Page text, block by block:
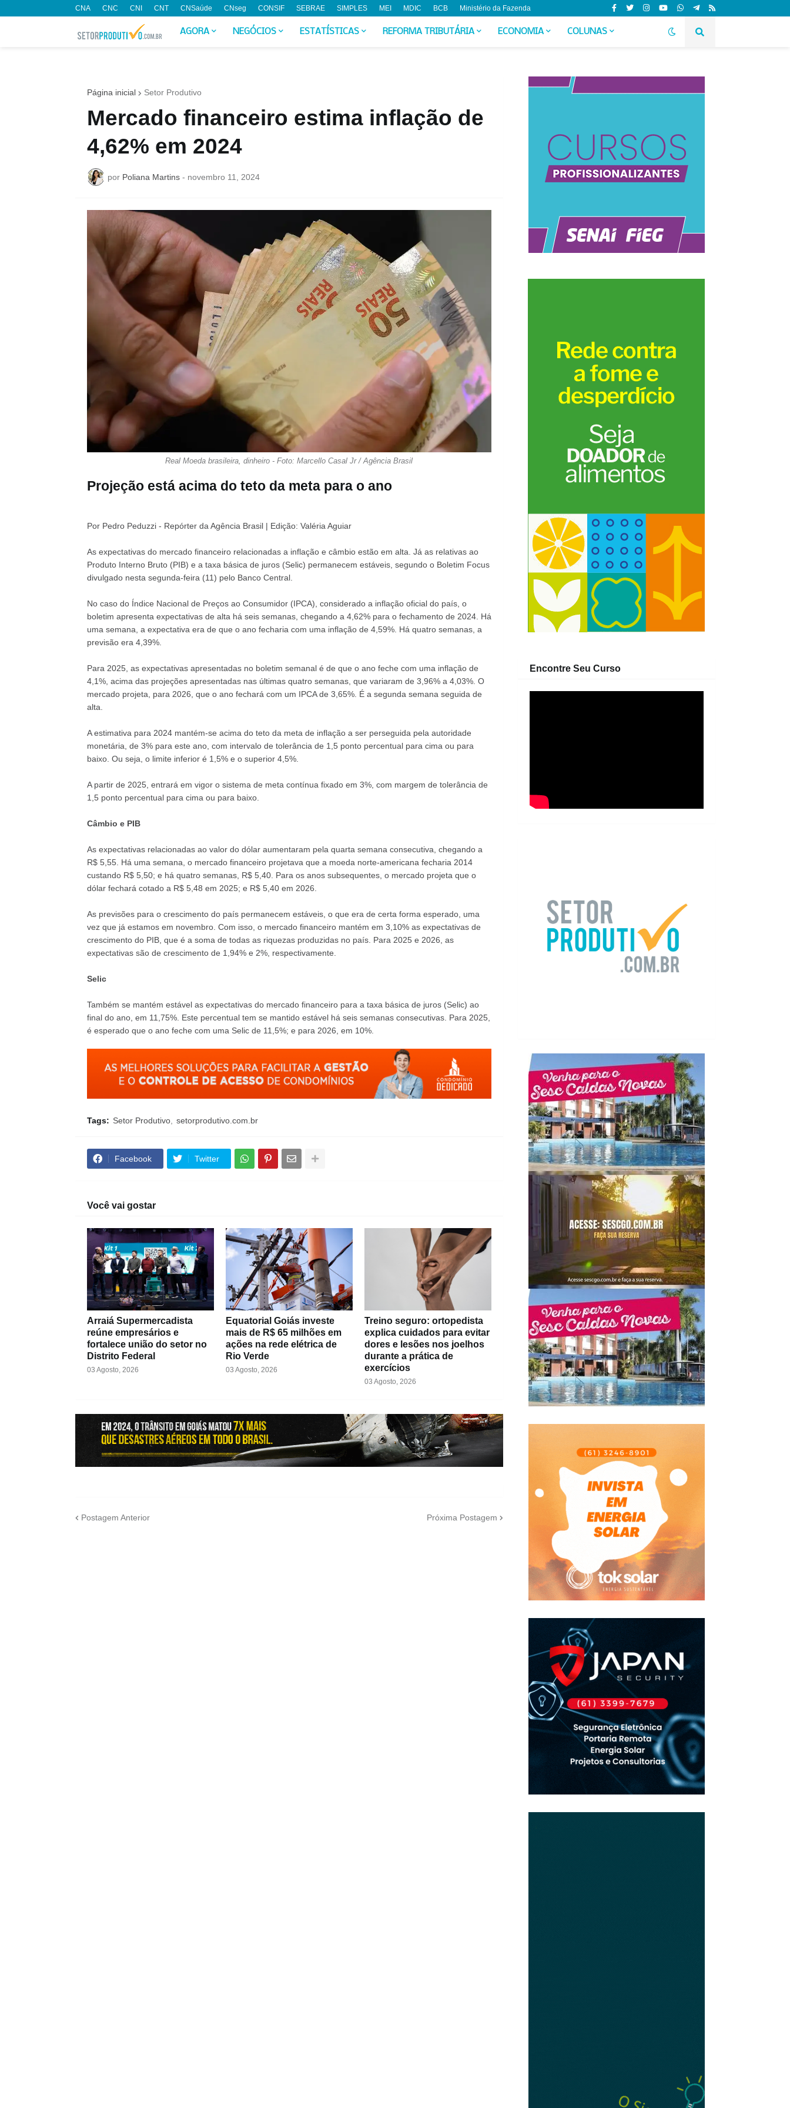
CNA CNC CNI CNT CNSaúde CNseg CONSIF SEBRAE SIMPLES MEI MDIC BCB Ministério da Fazenda
AGORA NEGÓCIOS ESTATÍSTICAS REFORMA TRIBUTÁRIA ECONOMIA COLUNAS
Página inicial Setor Produtivo
Mercado financeiro estima inflação de
4,62% em 2024
por Poliana Martins - novembro 11, 2024
Real Moeda brasileira, dinheiro - Foto: Marcello Casal Jr / Agência Brasil
Projeção está acima do teto da meta para o ano
Por Pedro Peduzzi - Repórter da Agência Brasil | Edição: Valéria Aguiar
As expectativas do mercado financeiro relacionadas a inflação e câmbio estão em alta. Já as relativas ao
Produto Interno Bruto (PIB) e a taxa básica de juros (Selic) permanecem estáveis, segundo o Boletim Focus
divulgado nesta segunda-feira (11) pelo Banco Central.
No caso do Índice Nacional de Preços ao Consumidor (IPCA), considerado a inflação oficial do país, o
boletim apresenta expectativas de alta há seis semanas, chegando a 4,62% para o fechamento de 2024. Há
uma semana, a expectativa era de que o ano fecharia com uma inflação de 4,59%. Há quatro semanas, a
previsão era 4,39%.
Para 2025, as expectativas apresentadas no boletim semanal é de que o ano feche com uma inflação de
4,1%, acima das projeções apresentadas nas últimas quatro semanas, que variaram de 3,96% a 4,03%. O
mercado projeta, para 2026, que o ano fechará com um IPCA de 3,65%. É a segunda semana seguida de
alta.
A estimativa para 2024 mantém-se acima do teto da meta de inflação a ser perseguida pela autoridade
monetária, de 3% para este ano, com intervalo de tolerância de 1,5 ponto percentual para cima ou para
baixo. Ou seja, o limite inferior é 1,5% e o superior 4,5%.
A partir de 2025, entrará em vigor o sistema de meta contínua fixado em 3%, com margem de tolerância de
1,5 ponto percentual para cima ou para baixo.
Câmbio e PIB
As expectativas relacionadas ao valor do dólar aumentaram pela quarta semana consecutiva, chegando a
R$ 5,55. Há uma semana, o mercado financeiro projetava que a moeda norte-americana fecharia 2014
custando R$ 5,50; e há quatro semanas, R$ 5,40. Para os anos subsequentes, o mercado projeta que o
dólar fechará cotado a R$ 5,48 em 2025; e R$ 5,40 em 2026.
As previsões para o crescimento do país permanecem estáveis, o que era de certa forma esperado, uma
vez que já estamos em novembro. Com isso, o mercado financeiro mantém em 3,10% as expectativas de
crescimento do PIB, que é a soma de todas as riquezas produzidas no país. Para 2025 e 2026, as
expectativas são de crescimento de 1,94% e 2%, respectivamente.
Selic
Também se mantém estável as expectativas do mercado financeiro para a taxa básica de juros (Selic) ao
final do ano, em 11,75%. Este percentual tem se mantido estável há seis semanas consecutivas. Para 2025,
é esperado que o ano feche com uma Selic de 11,5%; e para 2026, em 10%.
Tags: Setor Produtivo setorprodutivo.com.br
Facebook Twitter
Você vai gostar
Arraiá Supermercadista
reúne empresários e
fortalece união do setor no
Distrito Federal
03 Agosto, 2026
Equatorial Goiás investe
mais de R$ 65 milhões em
ações na rede elétrica de
Rio Verde
03 Agosto, 2026
Treino seguro: ortopedista
explica cuidados para evitar
dores e lesões nos joelhos
durante a prática de
exercícios
03 Agosto, 2026
Postagem Anterior Próxima Postagem
Encontre Seu Curso